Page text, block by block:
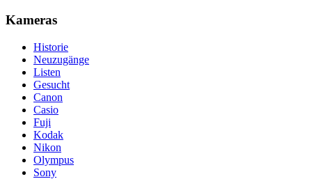
Kameras
Historie
Neuzugänge
Listen
Gesucht
Canon
Casio
Fuji
Kodak
Nikon
Olympus
Sony